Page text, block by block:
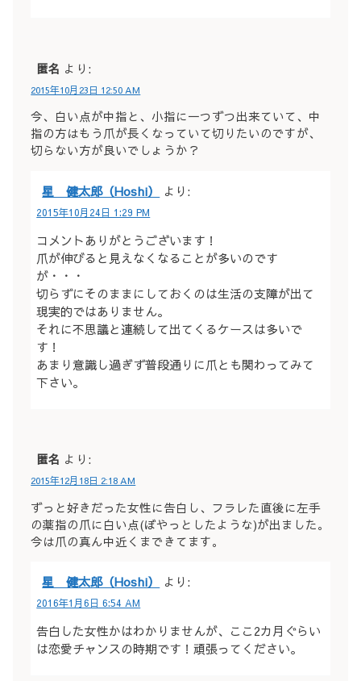
匿名 より:
2015年10月23日 12:50 AM
今、白い点が中指と、小指に一つずつ出来ていて、中
指の方はもう爪が長くなっていて切りたいのですが、
切らない方が良いでしょうか？
星 健太郎（Hoshi） より:
2015年10月24日 1:29 PM
コメントありがとうございます！
爪が伸びると見えなくなることが多いのです
が・・・
切らずにそのままにしておくのは生活の支障が出て
現実的ではありません。
それに不思議と連続して出てくるケースは多いで
す！
あまり意識し過ぎず普段通りに爪とも関わってみて
下さい。
匿名 より:
2015年12月18日 2:18 AM
ずっと好きだった女性に告白し、フラレた直後に左手
の薬指の爪に白い点(ぼやっとしたような)が出ました。
今は爪の真ん中近くまできてます。
星 健太郎（Hoshi） より:
2016年1月6日 6:54 AM
告白した女性かはわかりませんが、ここ2カ月ぐらい
は恋愛チャンスの時期です！頑張ってください。